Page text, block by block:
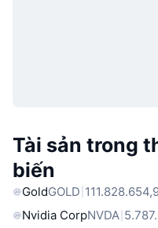
Tài sản trong
biến
GoldGOLD
Nvidia CorpNVDA